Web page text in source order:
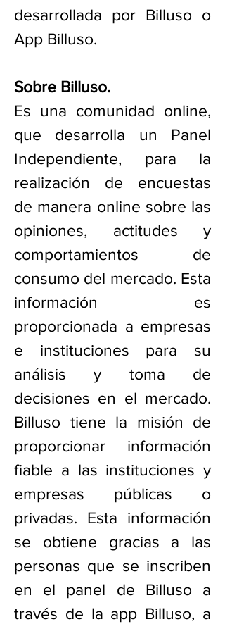
desarrollada por Billuso o
App Billuso.
Sobre Billuso.
Es una comunidad online,
que desarrolla un Panel
Independiente, para la
realización de encuestas
de manera online sobre las
opiniones, actitudes y
comportamientos de
consumo del mercado. Esta
información es
proporcionada a empresas
e instituciones para su
análisis y toma de
decisiones en el mercado.
Billuso tiene la misión de
proporcionar información
fiable a las instituciones y
empresas públicas o
privadas. Esta información
se obtiene gracias a las
personas que se inscriben
en el panel de Billuso a
través de la app Billuso, a